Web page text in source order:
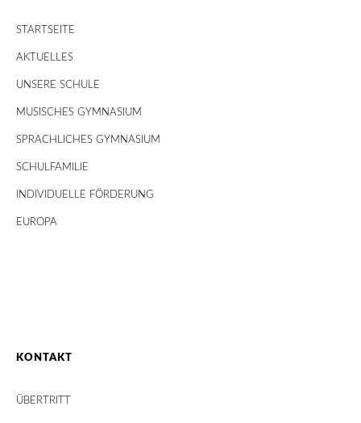
STARTSEITE
AKTUELLES
UNSERE SCHULE
MUSISCHES GYMNASIUM
SPRACHLICHES GYMNASIUM
SCHULFAMILIE
INDIVIDUELLE FÖRDERUNG
EUROPA
KONTAKT
ÜBERTRITT